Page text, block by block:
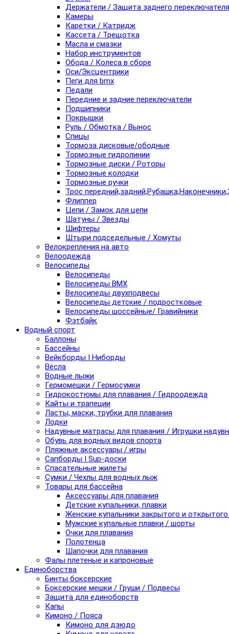
Держатели / Защита заднего переключателя
Камеры
Каретки / Катридж
Кассета / Трещотка
Масла и смазки
Набор инструментов
Обода / Колеса в сборе
Оси/Эксцентрики
Пеги для bmx
Педали
Передние и задние переключатели
Подшипники
Покрышки
Руль / Обмотка / Вынос
Спицы
Тормоза дисковые/ободные
Тормозные гидролинии
Тормозные диски / Роторы
Тормозные колодки
Тормозные ручки
Трос
Флиппер
Цепи / Замок для цепи
Шатуны / Звезды
Шифтеры
Штыри подседельные / Хомуты
Велокрепления на авто
Велоодежда
Велосипеды
Велосипеды
Велосипеды BMX
Велосипеды двухподвесы
Велосипеды детские / подростковые
Велосипеды шоссейные/ Гравийники
Фэтбайк
Водный спорт
Баллоны
Бассейны
Вейкборды I Ниборды
Вёсла
Водные лыжи
Гермомешки / Гермосумки
Гидрокостюмы для плавания / Гидроодежда
Кайты и трапеции
Ласты, маски, трубки для плавания
Лодки
Надувные матрасы для плавания / Игрушки
Обувь для водных видов спорта
Пляжные аксессуары / игры
Сапборды I Sup-доски
Спасательные жилеты
Сумки / Чехлы для водных лыж
Товары для бассейна
Аксессуары для плавания
Детские купальники, плавки
Женские купальники закрытого и
Мужские купальные плавки / шорты
Очки для плавания
Полотенца
Шапочки для плавания
Фалы плетеные и капроновые
Единоборства
Бинты боксерские
Боксерские мешки / Груши / Подвесы
Защита для единоборств
Капы
Кимоно / Пояса
Кимоно для дзюдо